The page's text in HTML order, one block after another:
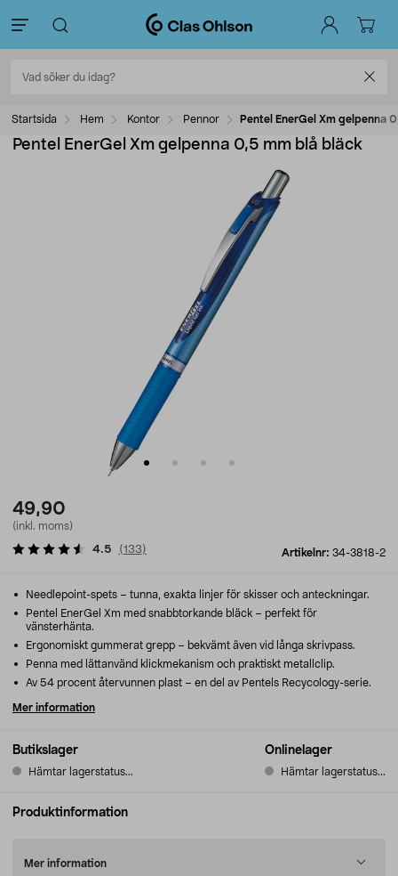
Startsida Hem Kontor Pennor Pentel EnerGel Xm gelpenna
Pentel EnerGel Xm gelpenna 0,5 mm blå bläck
49,90
(inkl. moms)
Artikelnr: 34-3818-2
4.5 (133)
Butikslager
Hämtar lagerstatus...
Onlinelager
Hämtar lagerstatus...
Needlepoint-spets – tunna, exakta linjer för skisser och anteckningar.
Pentel EnerGel Xm med snabbtorkande bläck – perfekt för
vänsterhänta.
Ergonomiskt gummerat grepp – bekvämt även vid långa skrivpass.
Penna med lättanvänd klickmekanism och praktiskt metallclip.
Av 54 procent återvunnen plast – en del av Pentels Recycology-serie.
Mer information
Produktinformation
Mer information